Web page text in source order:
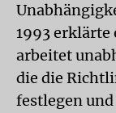
1993 erklärte
arbeitet
die die
festlegen